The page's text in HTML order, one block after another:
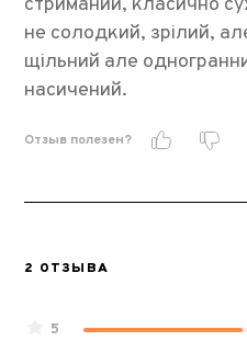
не солодкий, зрілий,
щільний але
насичений.
Отзыв полезен?
2 ОТЗЫВА
5